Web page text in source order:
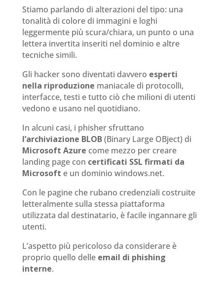
Stiamo parlando di alterazioni del tipo: una
tonalità di colore di immagini e loghi
leggermente più scura/chiara, un punto o una
lettera invertita inseriti nel dominio e altre
tecniche simili.
Gli hacker sono diventati davvero esperti
nella riproduzione maniacale di protocolli,
interfacce, testi e tutto ciò che milioni di utenti
vedono e usano nel quotidiano.
In alcuni casi, i phisher sfruttano
l’archiviazione BLOB(Binary Large OBject) di
Microsoft Azure come mezzo per creare
landing page con certificati SSL firmati da
Microsoft e un dominio windows.net.
Con le pagine che rubano credenziali costruite
letteralmente sulla stessa piattaforma
utilizzata dal destinatario, è facile ingannare gli
utenti.
L’aspetto più pericoloso da considerare è
proprio quello delle email di phishing
interne.